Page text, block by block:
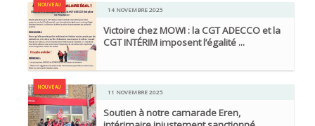
NOUVEAU
14 NOVEMBRE 2025
Victoire chez MOWI : la CGT ADECCO et la
CGT INTÉRIM imposent l’égalité ...
NOUVEAU
11 NOVEMBRE 2025
Soutien à notre camarade Eren,